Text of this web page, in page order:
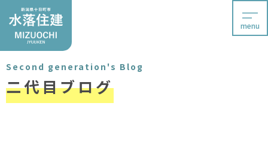
menu
Second generation's Blog
二代目ブログ